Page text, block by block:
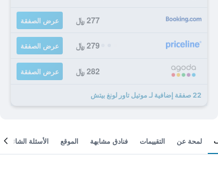
277 ﷼ عرض الصفقة
279 ﷼ عرض الصفقة
282 ﷼ عرض الصفقة
22 صفقة إضافية لـ موتيل تاور لونغ بيتش
لمحة عن التقييمات فنادق مشابهة الموقع الأسئلة الشائعة